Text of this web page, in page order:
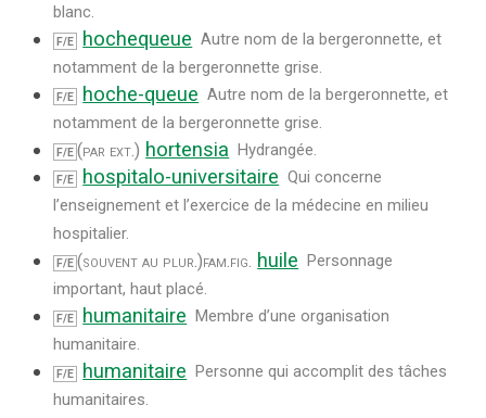
blanc.
F/E hochequeue Autre nom de la bergeronnette, et
notamment de la bergeronnette grise.
F/E hoche-queue Autre nom de la bergeronnette, et
notamment de la bergeronnette grise.
F/E (par ext.) hortensia Hydrangée.
F/E hospitalo-universitaire Qui concerne
l’enseignement et l’exercice de la médecine en milieu
hospitalier.
F/E (souvent au plur.)fam.fig. huile Personnage
important, haut placé.
F/E humanitaire
Membre d’une organisation
humanitaire.
F/E humanitaire
Personne qui accomplit des tâches
humanitaires.